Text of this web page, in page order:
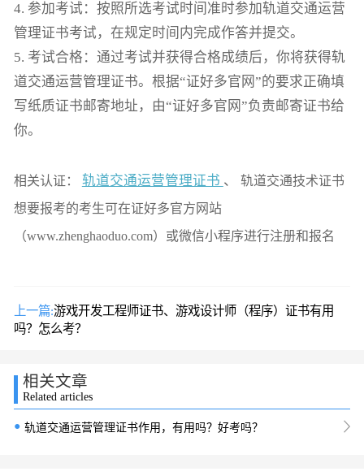
4. 参加考试：按照所选考试时间准时参加轨道交通运营
管理证书考试，在规定时间内完成作答并提交。
5. 考试合格：通过考试并获得合格成绩后，你将获得轨
道交通运营管理证书。根据“证好多官网”的要求正确填
写纸质证书邮寄地址，由“证好多官网”负责邮寄证书给
你。
相关认证： 轨道交通运营管理证书 、 轨道交通技术证书
想要报考的考生可在证好多官方网站
（www.zhenghaoduo.com）或微信小程序进行注册和报名
上一篇:游戏开发工程师证书、游戏设计师（程序）证书有用
吗？怎么考？
相关文章
Related articles
● 轨道交通运营管理证书作用，有用吗？好考吗？